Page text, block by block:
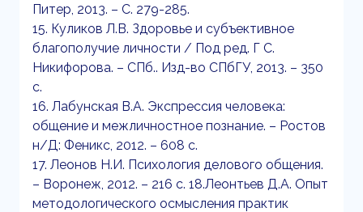
Питер, 2013. – С. 279-285.
15. Куликов Л.В. Здоровье и субъективное
благополучие личности / Под ред. Г С.
Никифорова. – СПб.. Изд-во СПбГУ, 2013. – 350
с.
16. Лабунская В.А. Экспрессия человека:
общение и межличностное познание. – Ростов
н/Д: Феникс, 2012. – 608 с.
17. Леонов Н.И. Психология делового общения.
– Воронеж, 2012. – 216 с. 18.Леонтьев Д.А. Опыт
методологического осмысления практик